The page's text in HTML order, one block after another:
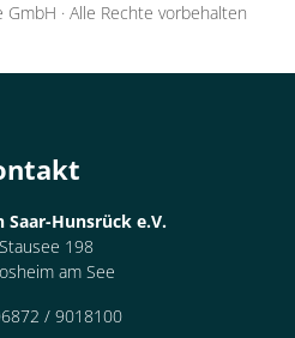
GmbH · Alle Rechte vorbehalten
Saar-Hunsrück e.V.
198
am See
/ 9018100